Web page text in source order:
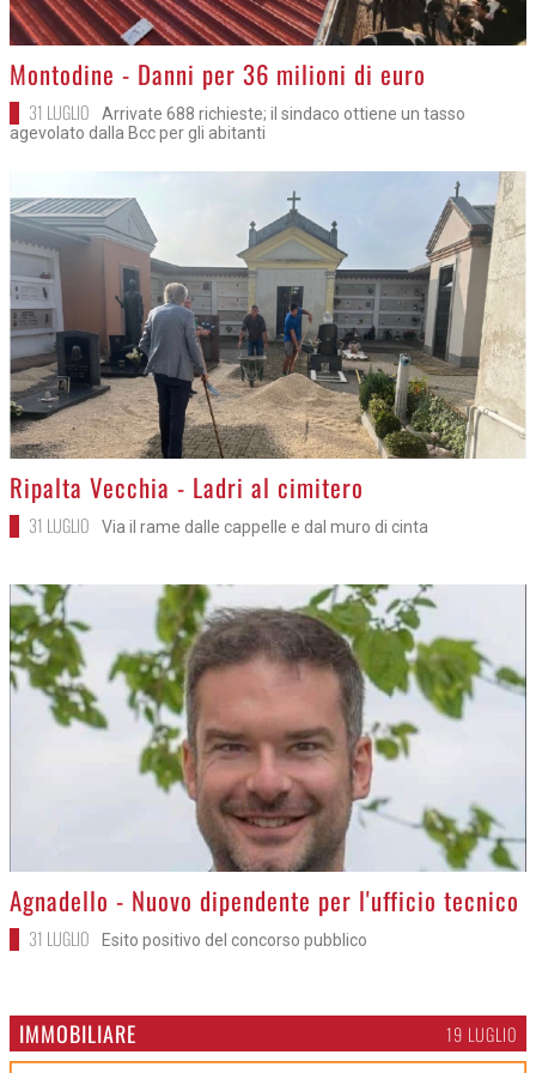
>Montodine - Danni per 36 milioni di euro
31 LUGLIO
Arrivate 688 richieste; il sindaco ottiene un tasso
agevolato dalla Bcc per gli abitanti
>
Ripalta Vecchia - Ladri al cimitero
31 LUGLIO Via il rame dalle cappelle e dal muro di cinta
>
Agnadello - Nuovo dipendente per l'ufficio tecnico
31 LUGLIO Esito positivo del concorso pubblico
IMMOBILIARE 19 LUGLIO